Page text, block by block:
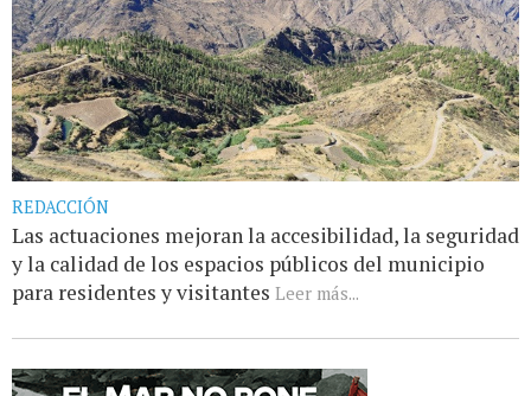
REDACCIÓN
Las actuaciones mejoran la accesibilidad, la seguridad
y la calidad de los espacios públicos del municipio
para residentes y visitantes Leer más...